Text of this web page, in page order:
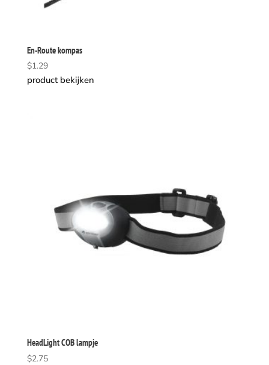
En-Route kompas
$1.29
product bekijken
HeadLight COB lampje
$2.75